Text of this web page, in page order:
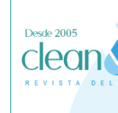
SegurChollo
privado ante un